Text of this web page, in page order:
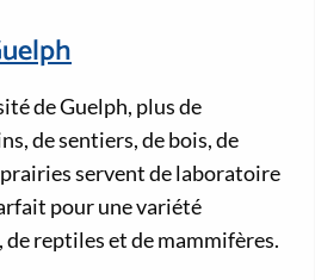
de Guelph, plus de
de sentiers, de bois, de
servent de laboratoire
pour une variété
de reptiles et de mammifères.